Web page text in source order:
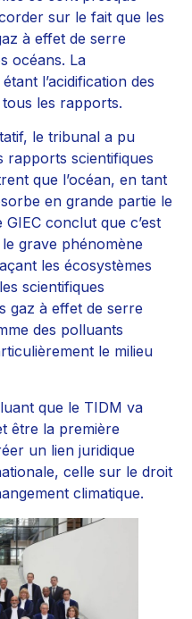
sur le fait que les
à effet de serre
océans. La
l’acidification des
les rapports.
le tribunal a pu
rapports scientifiques
que l’océan, en tant
en grande partie le
conclut que c’est
grave phénomène
les écosystèmes
scientifiques
gaz à effet de serre
des polluants
le milieu
que le TIDM va
être la première
un lien juridique
celle sur le droit
climatique.